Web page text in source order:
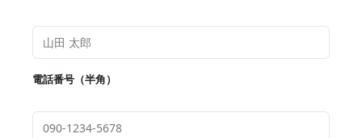
電話番号（半角）